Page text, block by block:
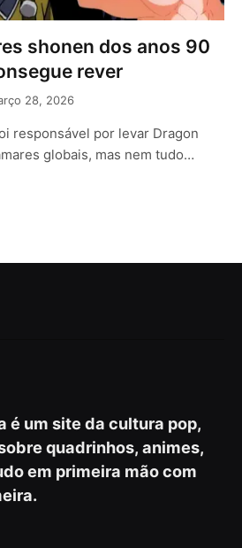
shonen dos anos 90
rever
28, 2026
responsável por levar Dragon
globais, mas nem tudo…
é um site da cultura pop,
quadrinhos, animes,
em primeira mão com